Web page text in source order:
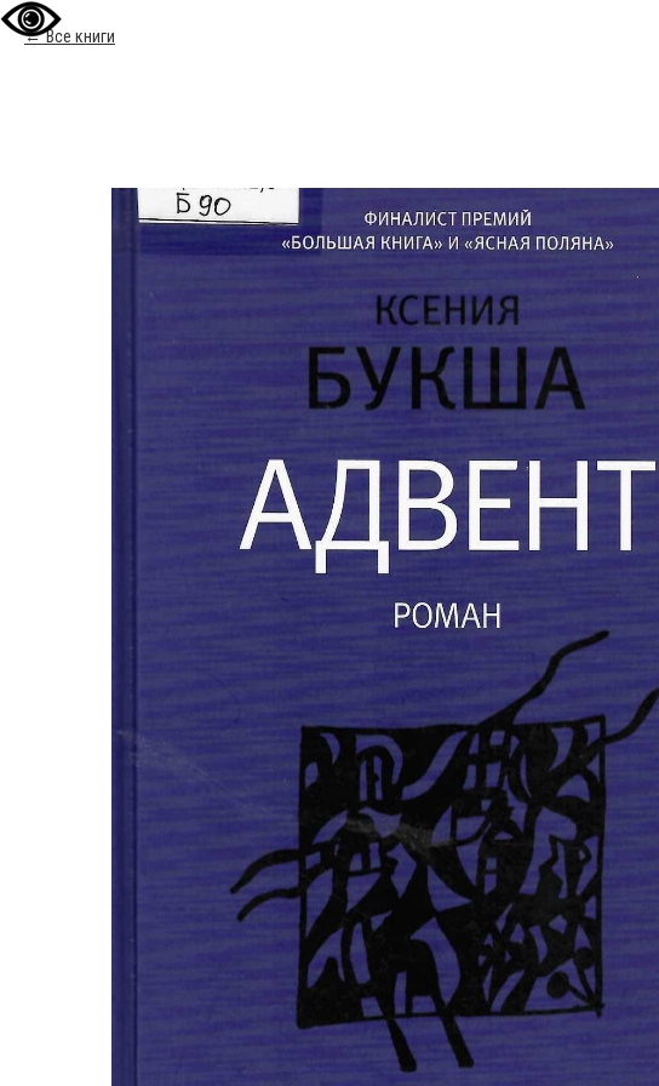
Все книги